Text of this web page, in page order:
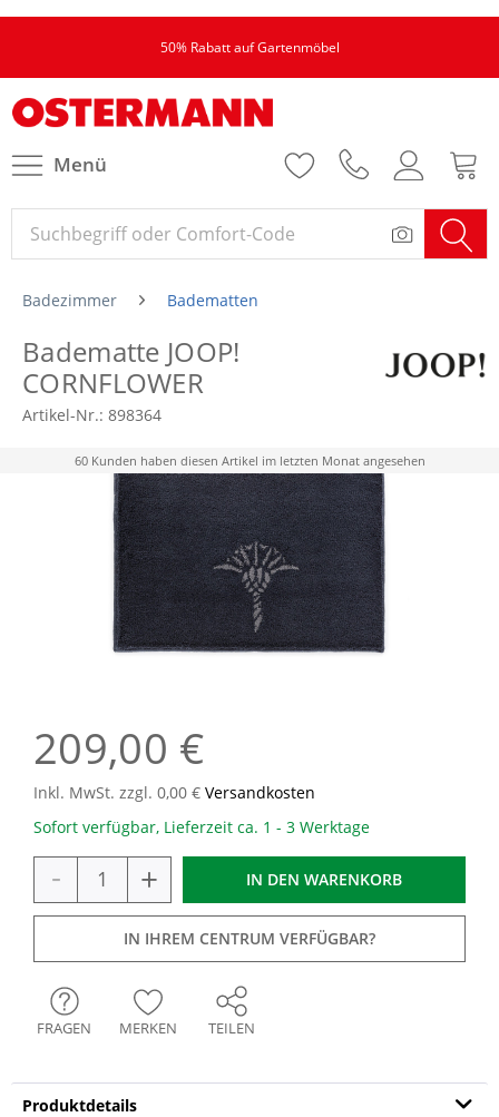
50% Rabatt auf Gartenmöbel
Menü
Badezimmer Badematten
Badematte JOOP!
CORNFLOWER
Artikel-Nr.: 898364
60 Kunden haben diesen Artikel im letzten Monat angesehen
209,00 €
Inkl. MwSt. zzgl. 0,00 € Versandkosten
Sofort verfügbar, Lieferzeit ca. 1 - 3 Werktage
- + IN DEN WARENKORB
IN IHREM CENTRUM VERFÜGBAR?
FRAGEN MERKEN TEILEN
Produktdetails